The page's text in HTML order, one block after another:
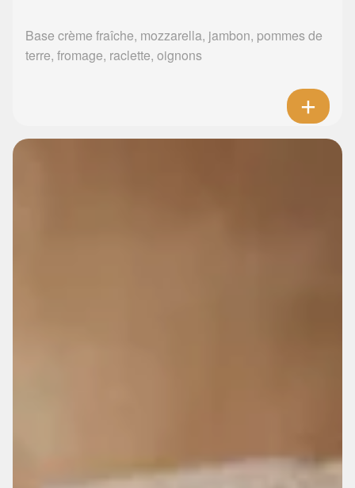
Base crème fraîche, mozzarella, jambon, pommes de
terre, fromage, raclette, oignons